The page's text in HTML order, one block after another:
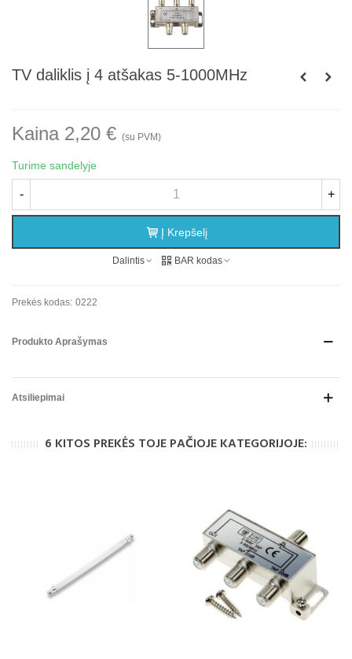
TV daliklis į 4 atšakas 5-1000MHz
Kaina 2,20 € (su PVM)
Turime sandelyje
- +
Į Krepšelį
Dalintis BAR kodas
Prekės kodas: 0222
Produkto Aprašymas
Atsiliepimai
6 KITOS PREKĖS TOJE PAČIOJE KATEGORIJOJE: